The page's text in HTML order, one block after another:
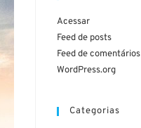
Acessar
Feed de posts
Feed de comentários
WordPress.org
Categorias